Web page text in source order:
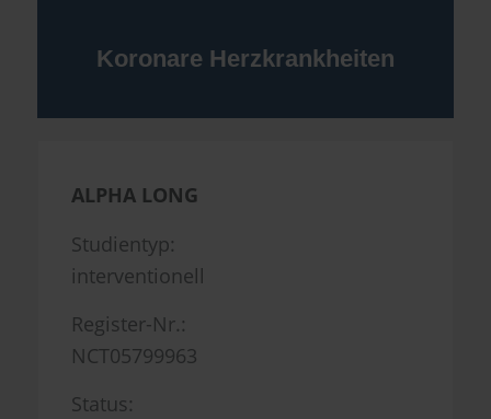
Koronare Herzkrankheiten
ALPHA LONG
Studientyp:
interventionell
Register-Nr.:
NCT05799963
Status: